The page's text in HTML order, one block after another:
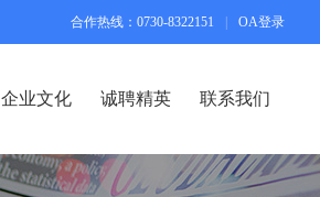
合作热线：0730-8322151 OA登录
企业文化 诚聘精英 联系我们